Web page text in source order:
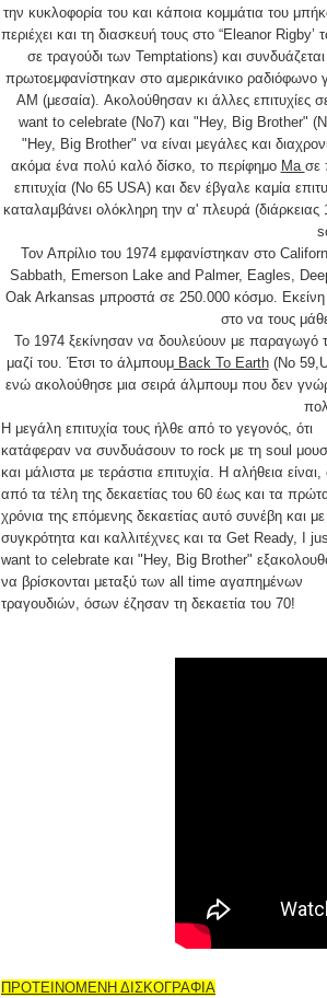
την κυκλοφορία του και κάποια κομμάτια του
περιέχει και τη διασκευή τους στο “Eleanor
σε τραγούδι των Temptations) και
πρωτοεμφανίστηκαν στο αμερικάνικο ραδιόφωνο
AM (μεσαία). Ακολούθησαν κι άλλες
want to celebrate (No7) και "Hey, Big Brother"
"Hey, Big Brother" να είναι μεγάλες και
ακόμα ένα πολύ καλό δίσκο, το περίφημο Ma σε
επιτυχία (Νο 65 USA) και δεν έβγαλε καμία
καταλαμβάνει ολόκληρη την α' πλευρά
Τον Απρίλιο του 1974 εμφανίστηκαν στο
Sabbath, Emerson Lake and Palmer, Eagles,
Oak Arkansas μπροστά σε 250.000 κόσμο. Εκείνη
στο να τους
Το 1974 ξεκίνησαν να δουλεύουν με παραγωγό
μαζί του. Έτσι το άλμπουμBack To Earth(Νο
ενώ ακολούθησε μια σειρά άλμπουμ που δεν
Η μεγάλη επιτυχία τους ήλθε από το γεγονός, ότι
κατάφεραν να συνδυάσουν το rock με τη soul
και μάλιστα με τεράστια επιτυχία. Η αλήθεια είναι,
από τα τέλη της δεκαετίας του 60 έως και τα
χρόνια της επόμενης δεκαετίας αυτό συνέβη και
συγκρότητα και καλλιτέχνες και τα Get Ready, I
want to celebrate και "Hey, Big Brother"
να βρίσκονται μεταξύ των all time αγαπημένων
τραγουδιών, όσων έζησαν τη δεκαετία του 70!
ΠΡΟΤΕΙΝΟΜΕΝΗ ΔΙΣΚΟΓΡΑΦΙΑ